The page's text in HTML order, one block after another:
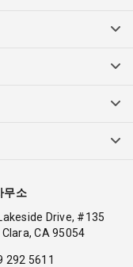
무소
Drive, #135
CA 95054
292 5611